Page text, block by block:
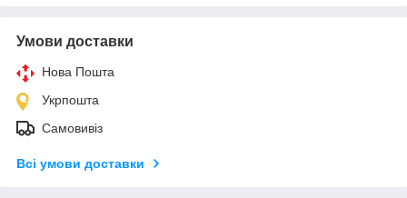
Умови доставки
Нова Пошта
Укрпошта
Самовивіз
Всі умови доставки